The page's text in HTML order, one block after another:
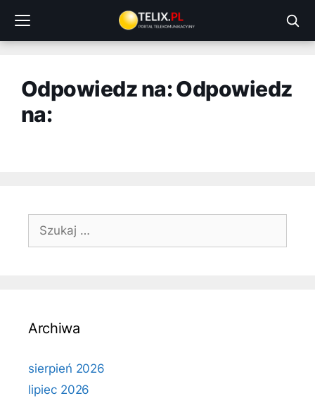
treści
Odpowiedz na: Odpowiedz
na:
Szukaj:
Archiwa
sierpień 2026
lipiec 2026